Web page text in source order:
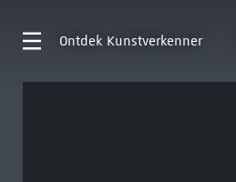
Ontdek Kunstverkenner